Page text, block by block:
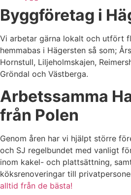
Byggföretag i
Vi arbetar gärna lokalt och utfört
hemmabas i Hägersten så som;
Hornstull, Liljeholmskajen,
Gröndal och Västberga.
Arbetssamma
från Polen
Genom åren har vi hjälpt större
och SJ regelbundet med vanligt
inom kakel- och plattsättning,
köksrenoveringar till
alltid från de bästa!